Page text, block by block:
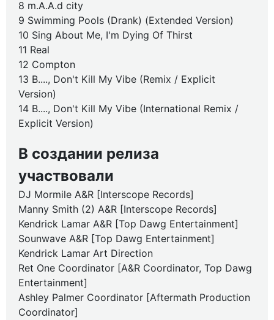
8 m.A.A.d city
9 Swimming Pools (Drank) (Extended Version)
10 Sing About Me, I'm Dying Of Thirst
11 Real
12 Compton
13 B...., Don't Kill My Vibe (Remix / Explicit
Version)
14 B...., Don't Kill My Vibe (International Remix /
Explicit Version)
В создании релиза
участвовали
DJ Mormile A&R [Interscope Records]
Manny Smith (2) A&R [Interscope Records]
Kendrick Lamar A&R [Top Dawg Entertainment]
Sounwave A&R [Top Dawg Entertainment]
Kendrick Lamar Art Direction
Ret One Coordinator [A&R Coordinator, Top Dawg
Entertainment]
Ashley Palmer Coordinator [Aftermath Production
Coordinator]